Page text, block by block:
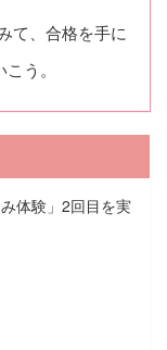
て、合格を手に
う。
体験」2回目を実